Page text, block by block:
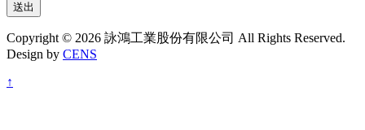
送出
Copyright © 2026 詠鴻工業股份有限公司 All Rights Reserved.
Design by CENS
↑